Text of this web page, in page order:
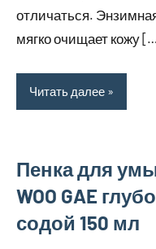
отличаться. Энзимная
мягко очищает кожу
Читать далее
Пенка для
WOO GAE
содой 150 мл